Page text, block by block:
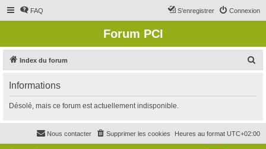
FAQ Connexion
S’enregistrer
Forum PCI
Index du forum
r
c
Informations
Désolé, mais ce forum est actuellement indisponible.
Heures au format UTC+02:00
Supprimer les cookies
Nous contacter